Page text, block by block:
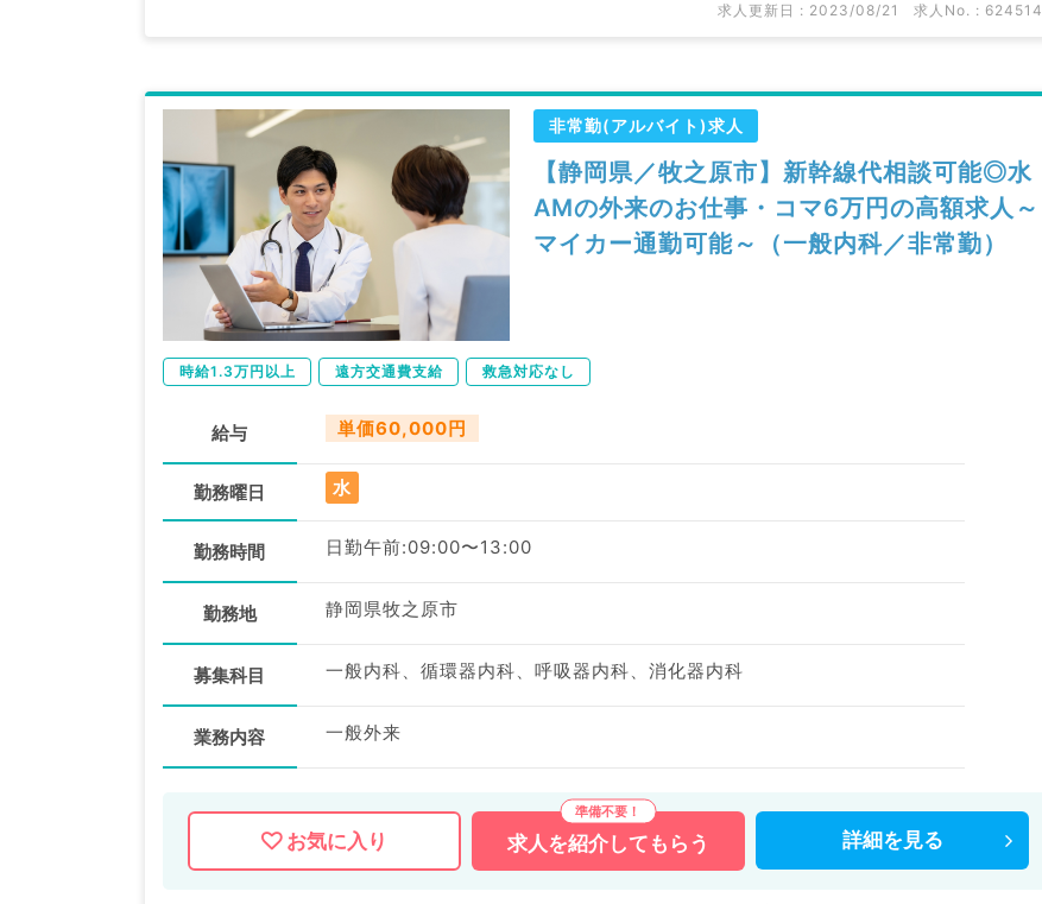
求人更新日 : 2023/08/21 求人No. : 624514
非常勤(アルバイト)求人
【静岡県／牧之原市】新幹線代相談可能◎水
AMの外来のお仕事・コマ6万円の高額求人～
マイカー通勤可能～（一般内科／非常勤）
時給1.3万円以上 遠方交通費支給 救急対応なし
給与 単価60,000円
勤務曜日 水
勤務時間 日勤午前:09:00〜13:00
勤務地 静岡県牧之原市
募集科目 一般内科、循環器内科、呼吸器内科、消化器内科
業務内容 一般外来
お気に入り 求人を紹介してもらう 詳細を 見る